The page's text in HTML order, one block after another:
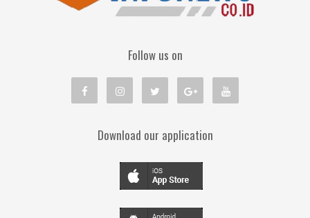
Follow us on
Download our application